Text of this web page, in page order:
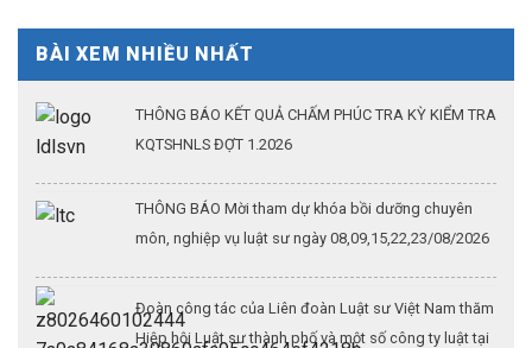
BÀI XEM NHIỀU NHẤT
THÔNG BÁO KẾT QUẢ CHẤM PHÚC TRA KỲ KIỂM TRA
KQTSHNLS ĐỢT 1.2026
THÔNG BÁO Mời tham dự khóa bồi dưỡng chuyên
môn, nghiệp vụ luật sư ngày 08,09,15,22,23/08/2026
Đoàn công tác của Liên đoàn Luật sư Việt Nam thăm
Hiệp hội Luật sư thành phố và một số công ty luật tại